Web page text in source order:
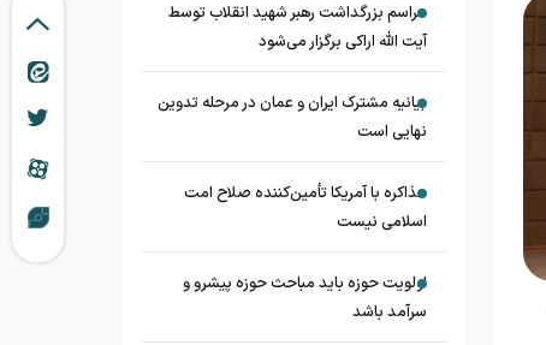
مراسم بزرگداشت رهبر شهید انقلاب توسط
آیت الله اراکی برگزار می‌شود
بیانیه مشترک ایران و عمان در مرحله تدوین
نهایی است
مذاکره با آمریکا تأمین‌کننده صلاح امت
اسلامی نیست
اولویت حوزه باید مباحث حوزه پیشرو و
سرآمد باشد